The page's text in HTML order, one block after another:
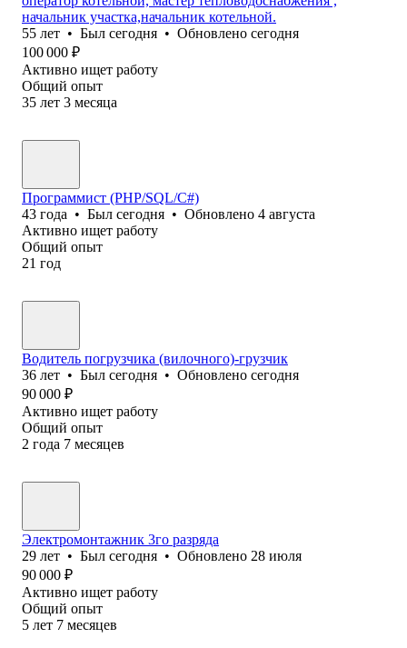
начальник участка,начальник котельной.
55 лет • Был сегодня • Обновлено сегодня
100 000 ₽
Активно ищет работу
Общий опыт
35 лет 3 месяца
Программист (PHP/SQL/C#)
43 года • Был сегодня • Обновлено 4 августа
Активно ищет работу
Общий опыт
21 год
Водитель погрузчика (вилочного)-грузчик
36 лет • Был сегодня • Обновлено сегодня
90 000 ₽
Активно ищет работу
Общий опыт
2 года 7 месяцев
Электромонтажник 3го разряда
29 лет • Был сегодня • Обновлено 28 июля
90 000 ₽
Активно ищет работу
Общий опыт
5 лет 7 месяцев